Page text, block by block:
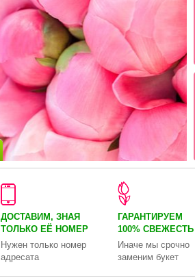
ДОСТАВИМ, ЗНАЯ
ТОЛЬКО ЕЁ НОМЕР
Нужен только номер
адресата
ГАРАНТИРУЕМ
100% СВЕЖЕСТЬ
Иначе мы срочно
заменим букет